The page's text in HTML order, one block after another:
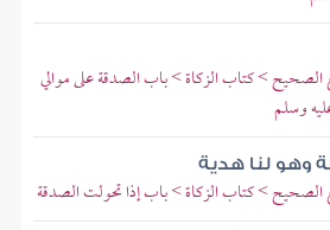
> كتاب الزكاة > باب الصدقة على موالي
وسلم
وهو لنا هدية
> كتاب الزكاة > باب إذا تحولت الصدقة